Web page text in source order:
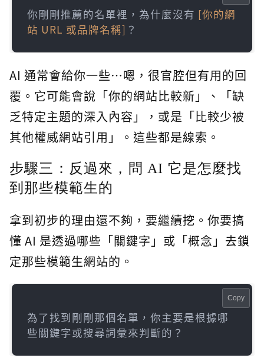
你剛剛推薦的名單裡，為什麼沒有 [你的網
站 URL 或品牌名稱] ？
AI 通常會給你一些…嗯，很官腔但有用的回
覆。它可能會說「你的網站比較新」、「缺
乏特定主題的深入內容」，或是「比較少被
其他權威網站引用」。這些都是線索。
步驟三：反過來，問 AI 它是怎麼找
到那些模範生的
拿到初步的理由還不夠，要繼續挖。你要搞
懂 AI 是透過哪些「關鍵字」或「概念」去鎖
定那些模範生網站的。
為了找到剛剛那個名單，你主要是根據哪
些關鍵字或搜尋詞彙來判斷的？
Copy